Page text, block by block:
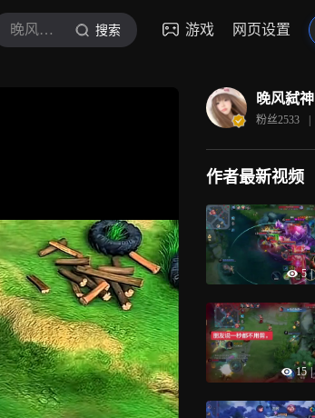
晚风弑神 搜索 游戏 网页设置
晚风弑神
粉丝2533 |
作者最新视频
5 |
15 |